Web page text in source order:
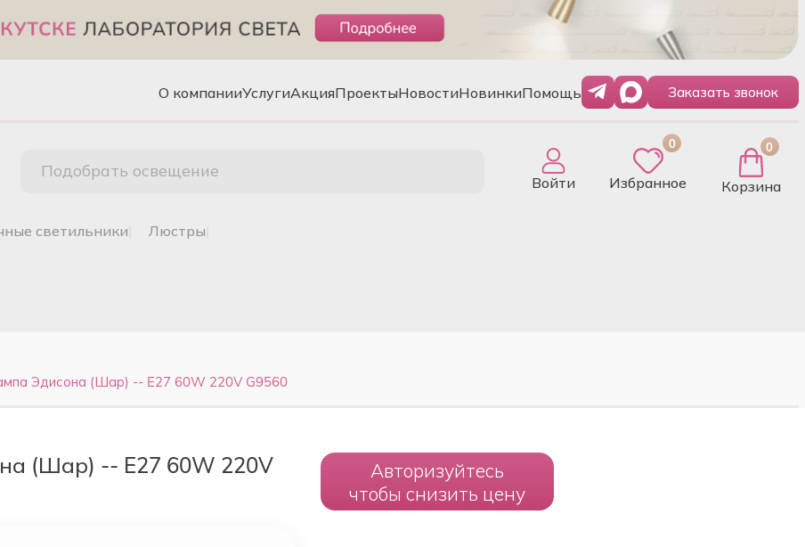
О компанииУслугиАкцияПроектыНовостиНовинкиПомощь Заказать звонок
Подобрать освещение
Войти
0
Избранное
0
Корзина
светильники люстры
Эдисона (Шар) -- E27 60W 220V G9560
(Шар) -- E27 60W 220V
Авторизуйтесь
чтобы снизить цену